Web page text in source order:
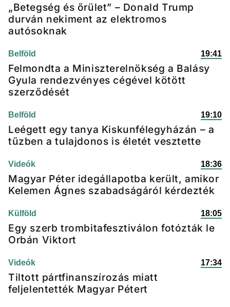
„Betegség és őrület” – Donald Trump
durván nekiment az elektromos
autósoknak
Belföld 19:41
Felmondta a Miniszterelnökség a Balásy
Gyula rendezvényes cégével kötött
szerződését
Belföld 19:10
Leégett egy tanya Kiskunfélegyházán – a
tűzben a tulajdonos is életét vesztette
Videók 18:36
Magyar Péter idegállapotba került, amikor
Kelemen Ágnes szabadságáról kérdezték
Külföld 18:05
Egy szerb trombitafesztiválon fotózták le
Orbán Viktort
Videók 17:34
Tiltott pártfinanszírozás miatt
feljelentették Magyar Pétert